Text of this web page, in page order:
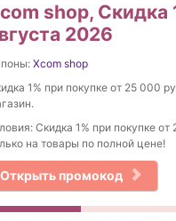
shop, Скидка
2026
Xcom shop
1% при покупке от 25 000
Скидка 1% при покупке
на товары по полной цене!
Открыть промокод